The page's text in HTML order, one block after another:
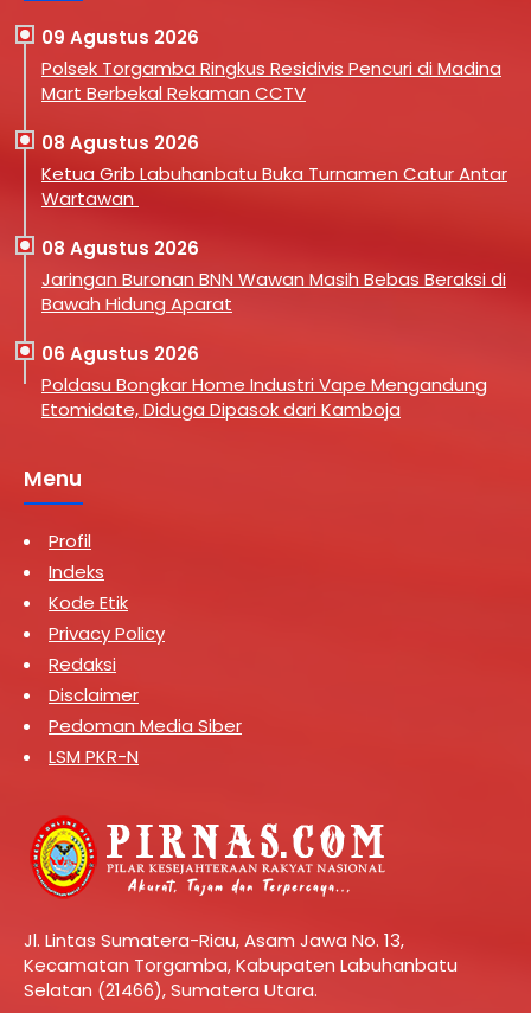
09 Agustus 2026
Polsek Torgamba Ringkus Residivis Pencuri di Madina
Mart Berbekal Rekaman CCTV
08 Agustus 2026
Ketua Grib Labuhanbatu Buka Turnamen Catur Antar
Wartawan
08 Agustus 2026
Jaringan Buronan BNN Wawan Masih Bebas Beraksi di
Bawah Hidung Aparat
06 Agustus 2026
Poldasu Bongkar Home Industri Vape Mengandung
Etomidate, Diduga Dipasok dari Kamboja
Menu
Profil
Indeks
Kode Etik
Privacy Policy
Redaksi
Disclaimer
Pedoman Media Siber
LSM PKR-N
Jl. Lintas Sumatera-Riau, Asam Jawa No. 13,
Kecamatan Torgamba, Kabupaten Labuhanbatu
Selatan (21466), Sumatera Utara.